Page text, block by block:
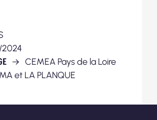
CEMEA Pays de la Loire
MA et LA PLANQUE